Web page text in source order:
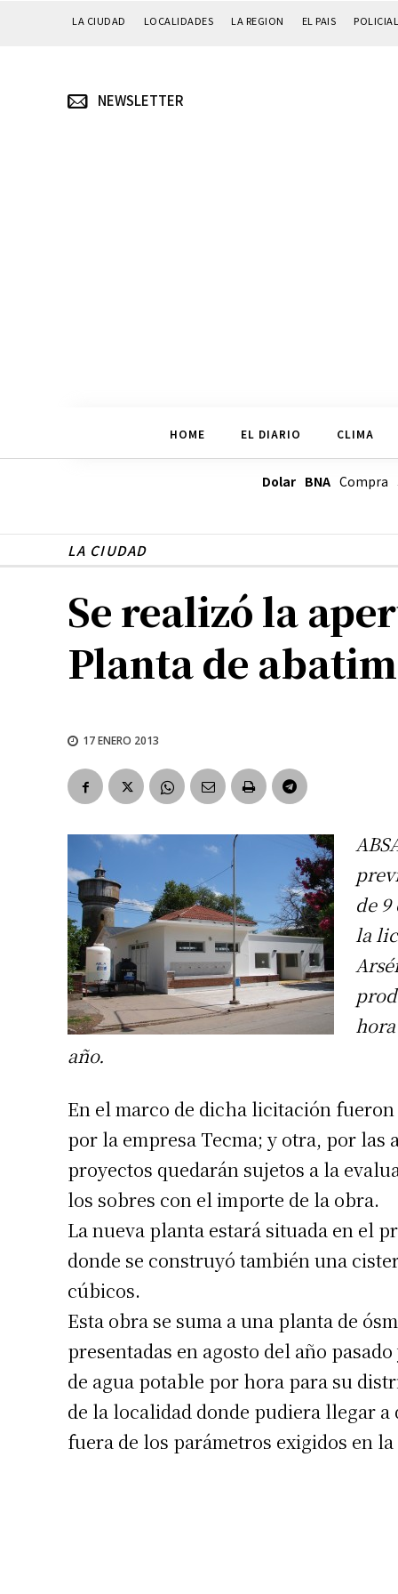
LA CIUDAD LOCALIDADES LA REGION EL PAIS
NEWSLETTER
HOME EL DIARIO CLIMA
Dolar BNACompra
LA CIUDAD
Se realizó la
Planta de
17 ENERO 2013
de
la
año.
En el marco de dicha licitación
por la empresa Tecma; y otra, por las
proyectos quedarán sujetos a la
los sobres con el importe de la obra.
La nueva planta estará situada en el
donde se construyó también una
cúbicos.
Esta obra se suma a una planta de
presentadas en agosto del año
de agua potable por hora para su
de la localidad donde pudiera llegar a
fuera de los parámetros exigidos en